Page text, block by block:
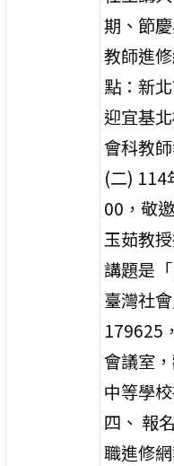
期、節
教師進
點：新
迎宜基
會科教
(二) 114
00，敬
玉茹教
講題是
臺灣社
179625
會議室
中等學
四、 報
職進修